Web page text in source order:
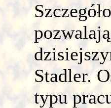
Stadler.
typu